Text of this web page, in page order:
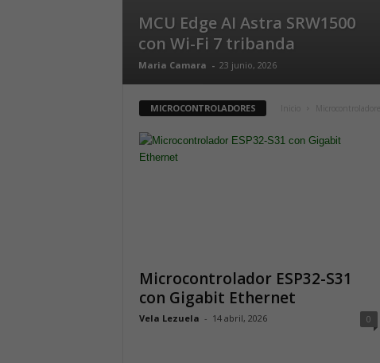
MCU Edge AI Astra SRW1500
con Wi-Fi 7 tribanda
Maria Camara - 23 junio, 2026
MICROCONTROLADORES Microcontroladores
Microcontrolador ESP32-S31
con Gigabit Ethernet
Vela Lezuela - 14 abril, 2026 0